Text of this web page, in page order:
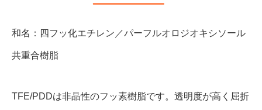
和名：四フッ化エチレン／パーフルオロジオキシソール
共重合樹脂
TFE/PDDは非晶性のフッ素樹脂です。透明度が高く屈折